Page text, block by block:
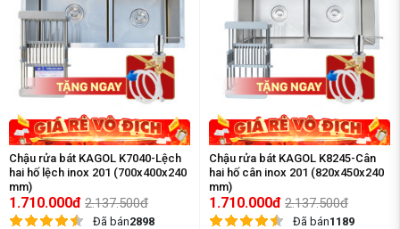
Chậu rửa bát KAGOL K7040-Lệch
hai hố lệch inox 201 (700x400x240
mm)
1.710.000đ 2.137.500đ
Đã bán2898
Chậu rửa bát KAGOL K8245-Cân
hai hố cân inox 201 (820x450x240
mm)
1.710.000đ 2.137.500đ
Đã bán1189